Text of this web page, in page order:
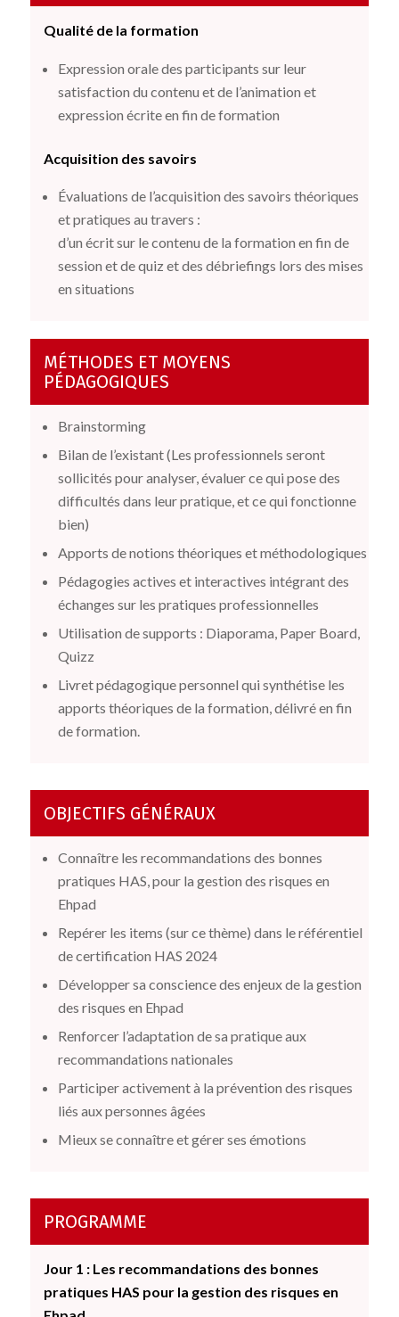
Qualité de la formation
Expression orale des participants sur leur
satisfaction du contenu et de l’animation et
expression écrite en fin de formation
Acquisition des savoirs
Évaluations de l’acquisition des savoirs théoriques
et pratiques au travers :
d’un écrit sur le contenu de la formation en fin de
session et de quiz et des débriefings lors des mises
en situations
MÉTHODES ET MOYENS
PÉDAGOGIQUES
Brainstorming
Bilan de l’existant (Les professionnels seront
sollicités pour analyser, évaluer ce qui pose des
difficultés dans leur pratique, et ce qui fonctionne
bien)
Apports de notions théoriques et méthodologiques
Pédagogies actives et interactives intégrant des
échanges sur les pratiques professionnelles
Utilisation de supports : Diaporama, Paper Board,
Quizz
Livret pédagogique personnel qui synthétise les
apports théoriques de la formation, délivré en fin
de formation.
OBJECTIFS GÉNÉRAUX
Connaître les recommandations des bonnes
pratiques HAS, pour la gestion des risques en
Ehpad
Repérer les items (sur ce thème) dans le référentiel
de certification HAS 2024
Développer sa conscience des enjeux de la gestion
des risques en Ehpad
Renforcer l’adaptation de sa pratique aux
recommandations nationales
Participer activement à la prévention des risques
liés aux personnes âgées
Mieux se connaître et gérer ses émotions
PROGRAMME
Jour 1 : Les recommandations des bonnes
pratiques HAS pour la gestion des risques en